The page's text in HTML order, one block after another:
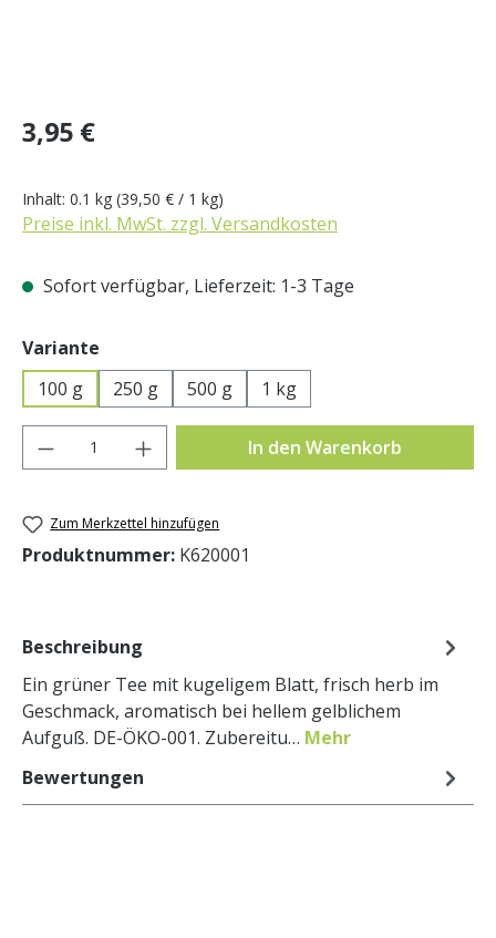
Regulärer Preis:
3,95 €
Inhalt: 0.1 kg (39,50 € / 1 kg)
Preise inkl. MwSt. zzgl. Versandkosten
Sofort verfügbar, Lieferzeit: 1-3 Tage
Variante
100 g
250 g 500 g 1 kg
Produkt Anzahl: Gib den gewünschten
In den Warenkorb
Zum Merkzettel hinzufügen
Produktnummer: K620001
Beschreibung
Ein grüner Tee mit kugeligem Blatt, frisch herb im
Geschmack, aromatisch bei hellem gelblichem
Aufguß. DE-ÖKO-001. Zubereitu… Mehr
Bewertungen